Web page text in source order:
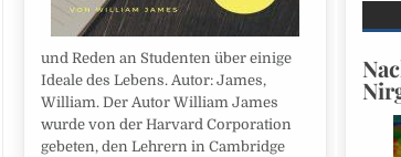
und Reden an Studenten über einige
Ideale des Lebens. Autor: James,
William. Der Autor William James
wurde von der Harvard Corporation
gebeten, den Lehrern in Cambridge